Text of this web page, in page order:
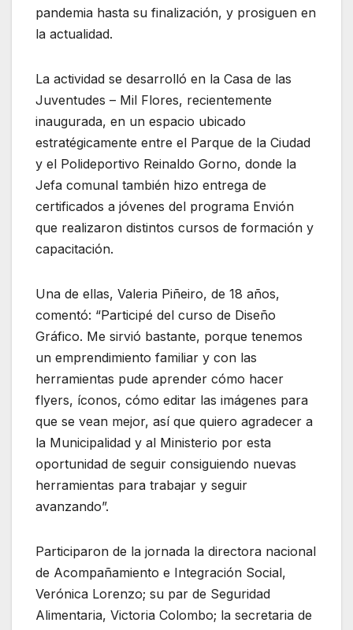
pandemia hasta su finalización, y prosiguen en
la actualidad.
La actividad se desarrolló en la Casa de las
Juventudes – Mil Flores, recientemente
inaugurada, en un espacio ubicado
estratégicamente entre el Parque de la Ciudad
y el Polideportivo Reinaldo Gorno, donde la
Jefa comunal también hizo entrega de
certificados a jóvenes del programa Envión
que realizaron distintos cursos de formación y
capacitación.
Una de ellas, Valeria Piñeiro, de 18 años,
comentó: “Participé del curso de Diseño
Gráfico. Me sirvió bastante, porque tenemos
un emprendimiento familiar y con las
herramientas pude aprender cómo hacer
flyers, íconos, cómo editar las imágenes para
que se vean mejor, así que quiero agradecer a
la Municipalidad y al Ministerio por esta
oportunidad de seguir consiguiendo nuevas
herramientas para trabajar y seguir
avanzando”.
Participaron de la jornada la directora nacional
de Acompañamiento e Integración Social,
Verónica Lorenzo; su par de Seguridad
Alimentaria, Victoria Colombo; la secretaria de